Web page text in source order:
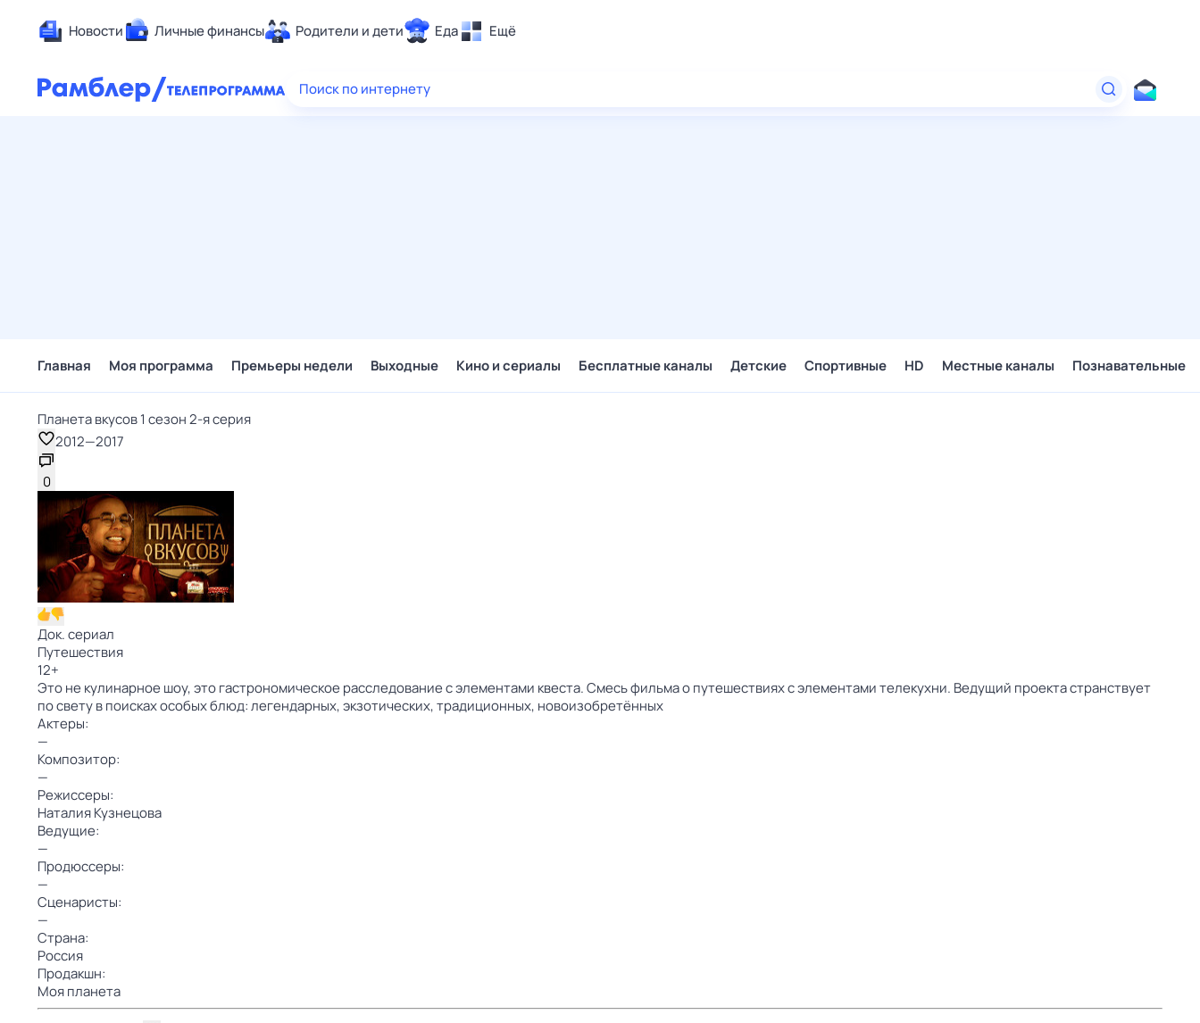
Новости Личные финансы Родители и дети Еда Ещё
Здоровье
Поиск по интернету
Главная Моя программа Премьеры недели Выходные Кино и сериалы Бесплатные каналы Детские Спортивные HD Местные каналы Познавательные
Планета вкусов 1 сезон 2-я серия
2012—2017
0
Док. сериал
Путешествия
12+
Это не кулинарное шоу, это гастрономическое расследование с элементами квеста. Смесь фильма о путешествиях с элементами телекухни. Ведущий проекта странствует
по свету в поисках особых блюд: легендарных, экзотических, традиционных, новоизобретённых
Актеры:
—
Композитор:
—
Режиссеры:
Наталия Кузнецова
Ведущие:
—
Продюссеры:
—
Сценаристы:
—
Страна:
Россия
Продакшн:
Моя планета